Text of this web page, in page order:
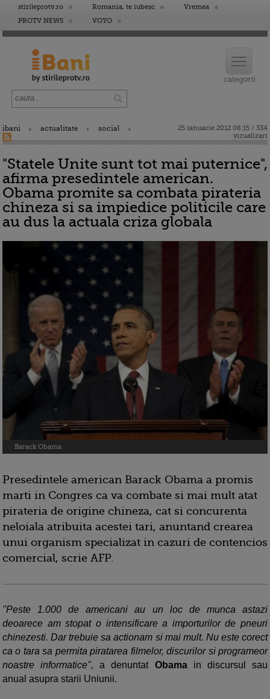
stirileprotv.ro Romania, te iubesc
Vremea
PROTV NEWS
VOYO
ibani actualitate social
25 ianuarie 2012 08:15 / 334
vizualizari
"Statele Unite sunt tot mai puternice",
afirma presedintele american.
Obama promite sa combata pirateria
chineza si sa impiedice politicile care
au dus la actuala criza globala
Barack Obama
Presedintele american Barack Obama a promis
marti in Congres ca va combate si mai mult atat
pirateria de origine chineza, cat si concurenta
neloiala atribuita acestei tari, anuntand crearea
unui organism specializat in cazuri de contencios
comercial, scrie AFP.
"Peste 1.000 de americani au un loc de munca astazi
deoarece am stopat o intensificare a importurilor de pneuri
chinezesti. Dar trebuie sa actionam si mai mult. Nu este corect
ca o tara sa permita piratarea filmelor, discurilor si programeor
noastre informatice", a denuntatObamain discursul sau
anual asupra starii Uniunii.